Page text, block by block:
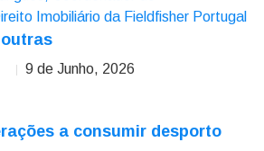
9 de Junho, 2026
a consumir desporto